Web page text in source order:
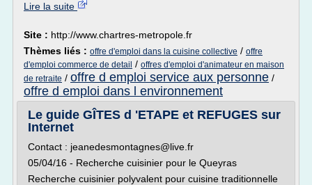
Lire la suite
Site : http://www.chartres-metropole.fr
Thèmes liés : offre d'emploi dans la cuisine collective / offre
d'emploi commerce de detail / offres d'emploi d'animateur en maison
de retraite / offre d emploi service aux personne /
offre d emploi dans l environnement
Le guide GÎTES d 'ETAPE et REFUGES sur
Internet
Contact : jeanedesmontagnes@live.fr
05/04/16 - Recherche cuisinier pour le Queyras
Recherche cuisinier polyvalent pour cuisine traditionnelle